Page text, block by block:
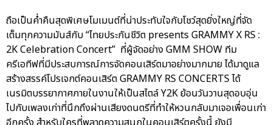
ถือเป็นค่ำคืนสุดพิเศษโมเมนต์ที่น่าประทับใจกับโชว์สุดยิ่งใหญ่ที่จัด
เต็มทุกความมันส์กับ “ไทยประกันชีวิต presents GRAMMY X RS :
2K Celebration Concert” ที่ผู้จัดอย่าง GMM SHOW ทีม
ครีเอทีฟที่มีประสบการณ์การจัดคอนเสิร์ตมาอย่างมากมาย ได้มาดูแล
สร้างสรรค์โปรเจกต์คอนเสิร์ต GRAMMY RS CONCERTS ได้
เนรมิตบรรยากาศภายในงานให้เป็นสไตล์ Y2K ย้อนวันวานสุดอบอุ่น
ไปกับเพลงเก่าที่นึกถึงผ่านเสียงดนตรีที่ทำให้หวนกลับมาเจอเพื่อนเก่า